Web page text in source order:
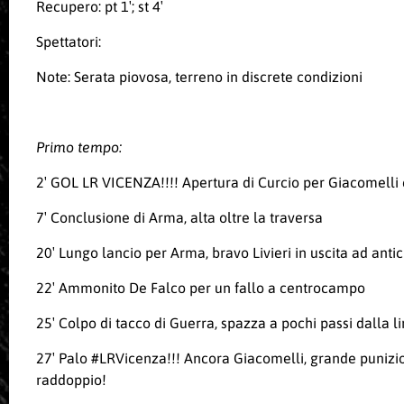
Recupero: pt 1′; st 4′
Spettatori:
Note: Serata piovosa, terreno in discrete condizioni
Primo tempo:
2′ GOL LR VICENZA!!!! Apertura di Curcio per
7′ Conclusione di Arma, alta oltre la traversa
20′ Lungo lancio per Arma, bravo Livieri in uscita ad
22′ Ammonito De Falco per un fallo a centrocampo
25′ Colpo di tacco di Guerra, spazza a pochi passi dalla
27′ Palo #LRVicenza!!! Ancora Giacomelli, grande
raddoppio!